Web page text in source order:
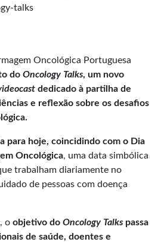
Oncológica Portuguesa
do Oncology Talks, um novo
dedicado à partilha de
e reflexão sobre os desafios
para hoje, coincidindo com o Dia
Oncológica, uma data simbólica
trabalham diariamente no
de pessoas com doença
o objetivo do Oncology Talks passa
de saúde, doentes e